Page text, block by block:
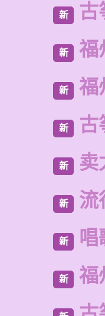
新 古
新 福
新 福
新 古
新 卖
新 流
新 唱
新 福